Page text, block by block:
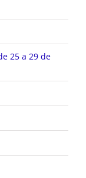
25 a 29 de